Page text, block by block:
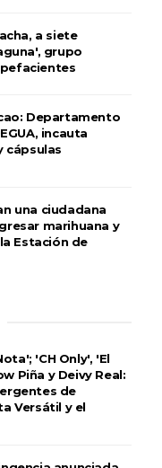
a siete
grupo
Departamento
incauta
cápsulas
una ciudadana
marihuana y
Estación de
'CH Only', 'El
Piña y Deivy Real:
de
Versátil y el